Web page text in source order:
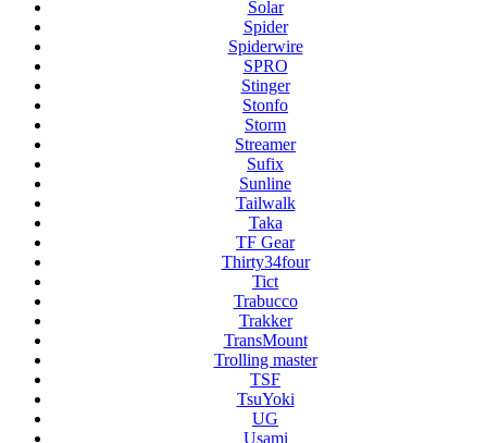
Solar
Spider
Spiderwire
SPRO
Stinger
Stonfo
Storm
Streamer
Sufix
Sunline
Tailwalk
Taka
TF Gear
Thirty34four
Tict
Trabucco
Trakker
TransMount
Trolling master
TSF
TsuYoki
UG
Usami